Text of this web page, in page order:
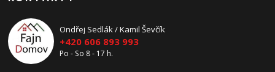
Ondřej Sedlák / Kamil Ševčík
+420 606 893 993
Po - So 8 - 17 h.